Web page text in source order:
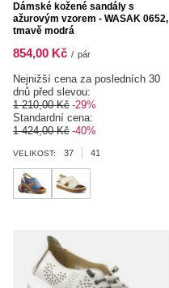
Dámské kožené sandály s
ažurovým vzorem - WASAK 0652,
tmavě modrá
854,00 Kč / pár
Nejnižší cena za posledních 30
dnů před slevou:
1 210,00 Kč -29%
Standardní cena:
1 424,00 Kč -40%
VELIKOST: 37 41